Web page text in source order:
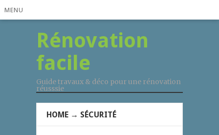
MENU
Rénovation
facile
Guide travaux & déco pour une rénovation
réusssie
HOME → SÉCURITÉ